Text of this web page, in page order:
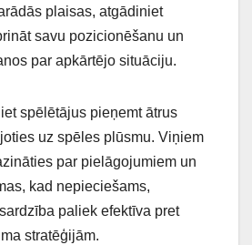
plaisas, atgādiniet
savu pozicionēšanu un
par apkārtējo situāciju.
spēlētājus pieņemt ātrus
uz spēles plūsmu. Viņiem
par pielāgojumiem un
kad nepieciešams,
paliek efektīva pret
stratēģijām.